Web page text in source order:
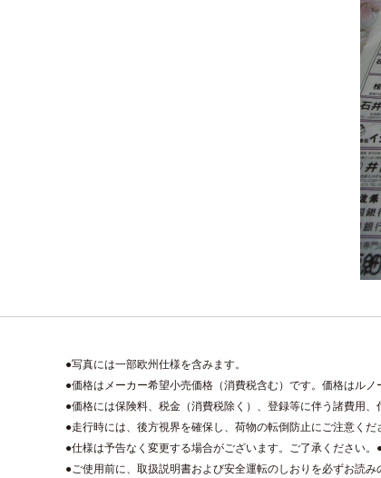
●写真には一部欧州仕様を含みます。
●価格はメーカー希望小売価格（消費税含む）です。価格はル
●価格には保険料、税金（消費税除く）、登録等に伴う諸費用
●走行時には、後方視界を確保し、荷物の転倒防止にご注意くだ
●仕様は予告なく変更する場合がございます。ご了承ください
●ご使用前に、取扱説明書および安全運転のしおりを必ずお読